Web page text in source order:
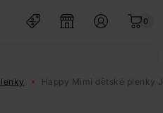
0
Happy Mimi dětské plenky